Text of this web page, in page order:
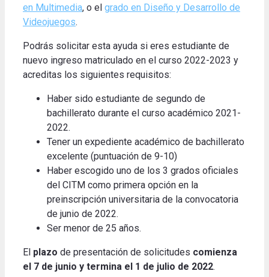
en Multimedia, o el grado en Diseño y Desarrollo de
Videojuegos.
Podrás solicitar esta ayuda si eres estudiante de
nuevo ingreso matriculado en el curso 2022-2023 y
acreditas los siguientes requisitos:
Haber sido estudiante de segundo de
bachillerato durante el curso académico 2021-
2022.
Tener un expediente académico de bachillerato
excelente (puntuación de 9-10)
Haber escogido uno de los 3 grados oficiales
del CITM como primera opción en la
preinscripción universitaria de la convocatoria
de junio de 2022.
Ser menor de 25 años.
El plazo de presentación de solicitudes comienza
el 7 de junio y termina el 1 de julio de 2022.